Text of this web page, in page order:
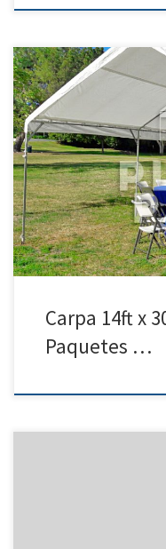
14ft x 30ft Carpa | Precios |
14ft x 30ft Carpa Precio de
fiestas|Van
Carpa 14ft x
Paquetes …